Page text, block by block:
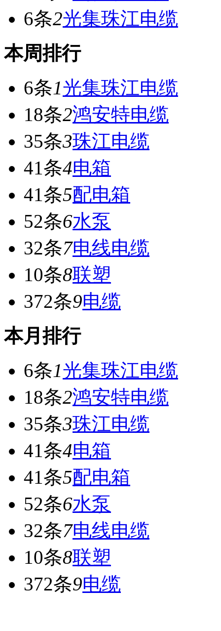
6条2光集珠江电缆
本周排行
6条1光集珠江电缆
18条2鸿安特电缆
35条3珠江电缆
41条4电箱
41条5配电箱
52条6水泵
32条7电线电缆
10条8联塑
372条9电缆
本月排行
6条1光集珠江电缆
18条2鸿安特电缆
35条3珠江电缆
41条4电箱
41条5配电箱
52条6水泵
32条7电线电缆
10条8联塑
372条9电缆